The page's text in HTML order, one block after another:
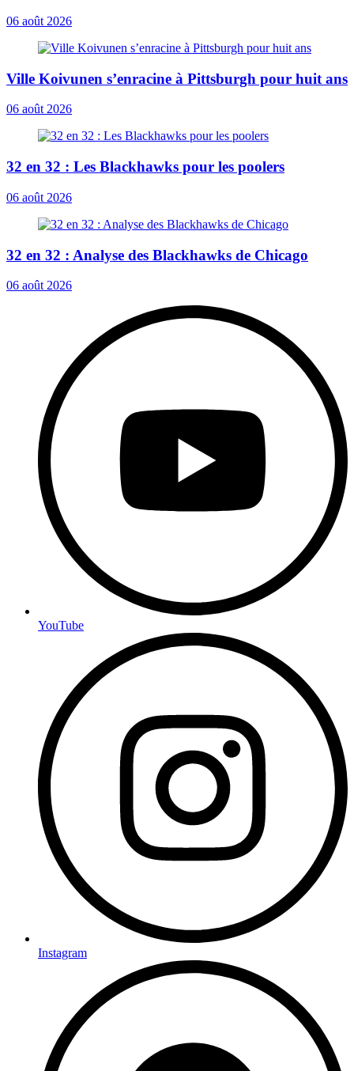
06 août 2026
Ville Koivunen s’enracine à Pittsburgh pour huit ans
06 août 2026
32 en 32 : Les Blackhawks pour les poolers
06 août 2026
32 en 32 : Analyse des Blackhawks de Chicago
06 août 2026
YouTube
Instagram